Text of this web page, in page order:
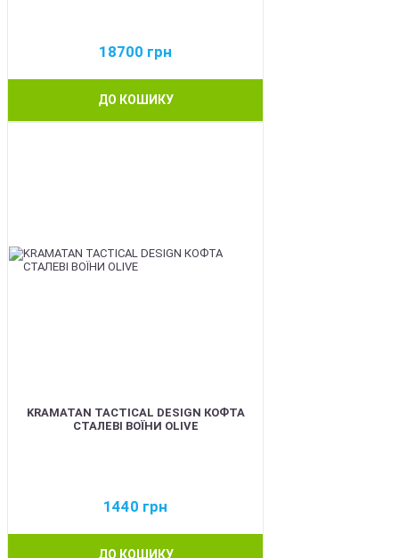
18700 грн
ДО КОШИКУ
KRAMATAN TACTICAL DESIGN КОФТА
СТАЛЕВІ ВОЇНИ OLIVE
1440 грн
ДО КОШИКУ